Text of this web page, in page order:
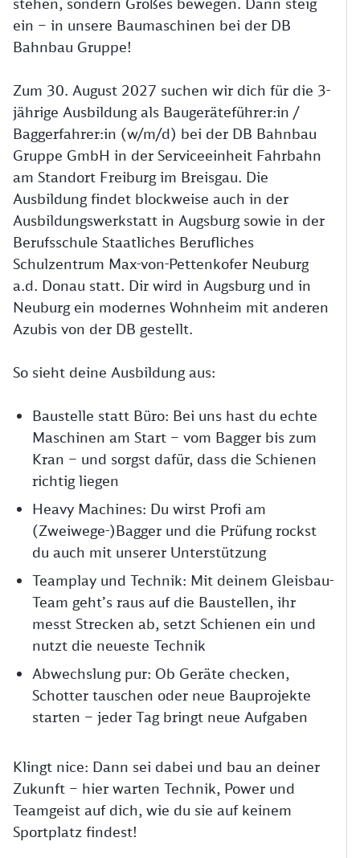
ein – in unsere Baumaschinen bei der DB
Bahnbau Gruppe!
Zum 30. August 2027 suchen wir dich für die 3-
jährige Ausbildung als Baugeräteführer:in /
Baggerfahrer:in (w/m/d) bei der DB Bahnbau
Gruppe GmbH in der Serviceeinheit Fahrbahn
am Standort Freiburg im Breisgau. Die
Ausbildung findet blockweise auch in der
Ausbildungswerkstatt in Augsburg sowie in der
Berufsschule Staatliches Berufliches
Schulzentrum Max-von-Pettenkofer Neuburg
a.d. Donau statt. Dir wird in Augsburg und in
Neuburg ein modernes Wohnheim mit anderen
Azubis von der DB gestellt.
So sieht deine Ausbildung aus:
Baustelle statt Büro: Bei uns hast du echte
Maschinen am Start – vom Bagger bis zum
Kran – und sorgst dafür, dass die Schienen
richtig liegen
Heavy Machines: Du wirst Profi am
(Zweiwege-)Bagger und die Prüfung rockst
du auch mit unserer Unterstützung
Teamplay und Technik: Mit deinem Gleisbau-
Team geht’s raus auf die Baustellen, ihr
messt Strecken ab, setzt Schienen ein und
nutzt die neueste Technik
Abwechslung pur: Ob Geräte checken,
Schotter tauschen oder neue Bauprojekte
starten – jeder Tag bringt neue Aufgaben
Klingt nice: Dann sei dabei und bau an deiner
Zukunft – hier warten Technik, Power und
Teamgeist auf dich, wie du sie auf keinem
Sportplatz findest!